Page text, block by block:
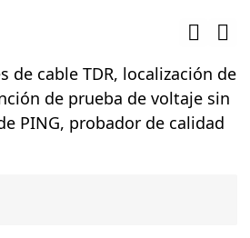
de cable TDR, localización de
de prueba de voltaje sin
PING, probador de calidad